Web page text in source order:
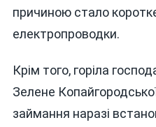
причиною стало
електропроводки.
Крім того, горіла
Зелене
займання наразі